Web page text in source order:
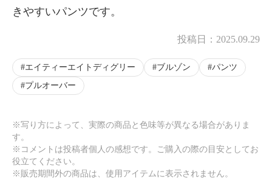
きやすいパンツです。
投稿日： 2025.09.29
エイティーエイトディグリー ブルゾン
パンツ
プルオーバー
※写り方によって、実際の商品と色味等が異なる場合がありま
す。
※コメントは投稿者個人の感想です。ご購入の際の目安としてお
役立てください。
※販売期間外の商品は、使用アイテムに表示されません。